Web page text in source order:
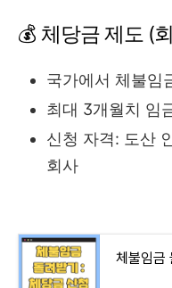
💰 체당금 제도 (
국가에서 체불임
최대 3개월치 임
신청 자격: 도산
회사